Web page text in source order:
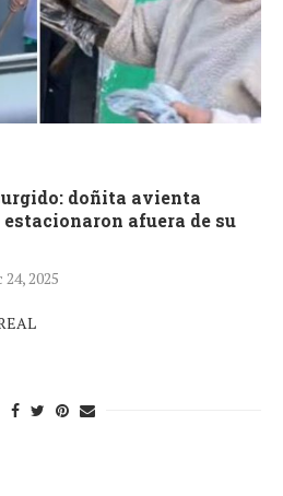
doñita avienta
afuera de su
24, 2025